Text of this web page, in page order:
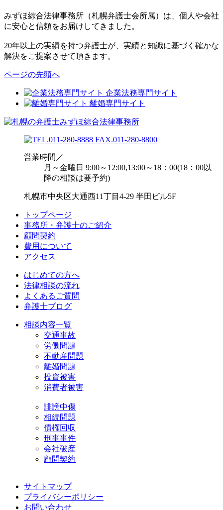
みずほ綜合法律事務所（札幌弁護士会所属）は、個人や会社
に安心と信頼をお届けしてきました。
20年以上の実績を持つ弁護士が、実績と知識に基づく確かな
解決をご提案させて頂きます。
ページの先頭へ
企業法務専門サイト
離婚専門サイト
営業時間／
月～金曜日 9:00～12:00,13:00～18：00(18：00以
降の相談は要予約)
札幌市中央区大通西11丁目4-29 半田ビル5F
トップページ
事務所・弁護士のご紹介
顧問契約
費用について
アクセス
はじめての方へ
法律相談の流れ
よくあるご質問
弁護士ブログ
相談内容一覧
交通事故
労働問題
不動産問題
離婚問題
投資被害
消費者被害
誹謗中傷
相続問題
債権回収
刑事事件
会社破産
顧問契約
サイトマップ
プライバシーポリシー
お問い合わせ